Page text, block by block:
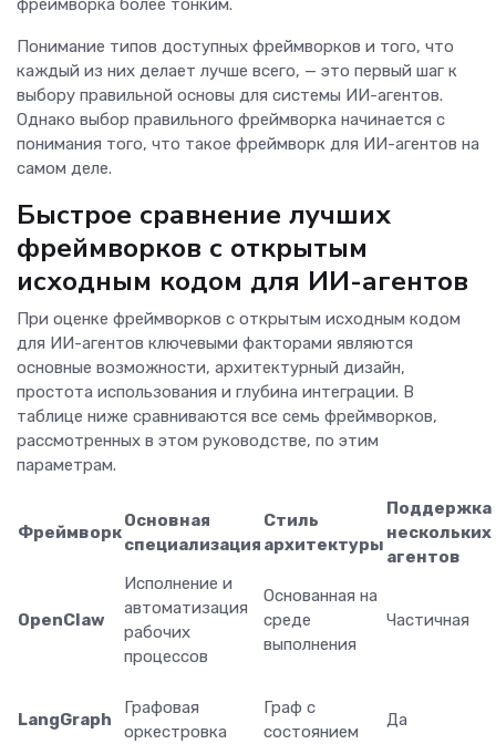
фреймворка более тонким.
Понимание типов доступных фреймворков и того, что
каждый из них делает лучше всего, — это первый шаг к
выбору правильной основы для системы ИИ-агентов.
Однако выбор правильного фреймворка начинается с
понимания того, что такое фреймворк для ИИ-агентов на
самом деле.
Быстрое сравнение лучших
фреймворков с открытым
исходным кодом для ИИ-агентов
При оценке фреймворков с открытым исходным кодом
для ИИ-агентов ключевыми факторами являются
основные возможности, архитектурный дизайн,
простота использования и глубина интеграции. В
таблице ниже сравниваются все семь фреймворков,
рассмотренных в этом руководстве, по этим
параметрам.
Фреймворк
Основная
специализация
Стиль
архитектуры
Поддержка
нескольких
агентов
OpenClaw
Исполнение и
автоматизация
рабочих
процессов
Основанная на
среде
выполнения
Частичная
LangGraph
Графовая
оркестровка
Граф с
состоянием
Да